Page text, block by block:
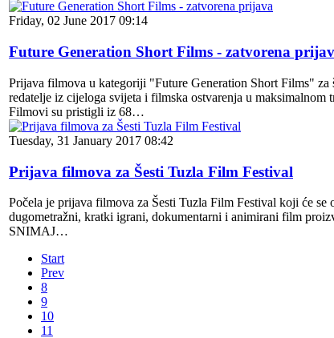
Friday, 02 June 2017 09:14
Future Generation Short Films - zatvorena
Prijava filmova u kategoriji "Future Generation Short Films" za
redatelje iz cijeloga svijeta i filmska ostvarenja u
Filmovi su pristigli iz 68…
Tuesday, 31 January 2017 08:42
Prijava filmova za Šesti Tuzla Film Festival
Počela je prijava filmova za Šesti Tuzla Film Festival koji će
dugometražni, kratki igrani, dokumentarni i animirani film
SNIMAJ…
Start
Prev
8
9
10
11